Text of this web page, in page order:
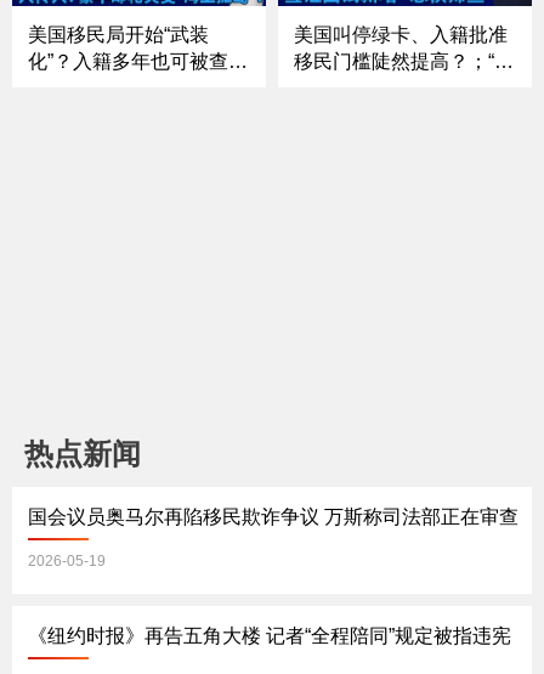
线”《中文焦点》5/14
美国移民局开始“武装
化”？入籍多年也可被查；
美国叫停绿卡、入籍批准
移民门槛陡然提高？；“不
热点新闻
国会议员奥马尔再陷移民欺诈争议 万斯称司法部正在审查
2026-05-19
《纽约时报》再告五角大楼 记者“全程陪同”规定被指违宪